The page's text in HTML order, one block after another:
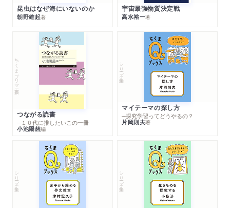
昆虫はなぜ海にいないのか
朝野維起著
宇宙最強物質決定戦
高水裕一著
ちくまプリマー新書
つながる読書
─１０代に推したいこの一冊
小池陽慈編
シリーズ・全集
マイテーマの探し方
─探究学習ってどうやるの？
片岡則夫著
シリーズ・全集 シリーズ・全集